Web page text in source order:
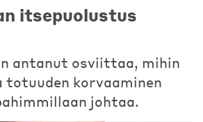
itsepuolustus
antanut osviittaa, mihin
totuuden korvaaminen
johtaa.